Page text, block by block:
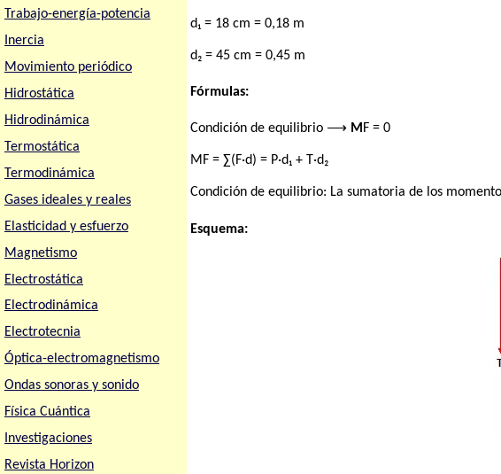
Trabajo-energía-potencia
Inercia
Movimiento periódico
Hidrostática
Hidrodinámica
Termostática
Termodinámica
Gases ideales y reales
Elasticidad y esfuerzo
Magnetismo
Electrostática
Electrodinámica
Electrotecnia
Óptica-electromagnetismo
Ondas sonoras y sonido
Física Cuántica
Investigaciones
Revista Horizon
d₁ = 18 cm = 0,18 m
d₂ = 45 cm = 0,45 m
Fórmulas:
Condición de equilibrio ⟶ MF = 0
MF = ∑(F·d) = P·d₁ + T·d₂
Condición de equilibrio: La sumatoria de los
Esquema: